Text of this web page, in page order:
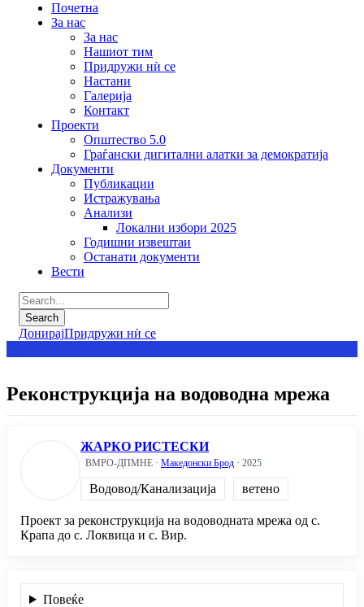
Почетна
За нас
За нас
Нашиот тим
Придружи нѝ се
Настани
Галерија
Контакт
Проекти
Општество 5.0
Граѓански дигитални алатки за демократија
Документи
Публикации
Истражувања
Анализи
Локални избори 2025
Годишни извештаи
Останати документи
Вести
ДонирајПридружи нѝ се
Реконструкција на водоводна мрежа
ЖАРКО РИСТЕСКИ
ВМРО-ДПМНЕ · Македонски Брод · 2025
Водовод/Канализација ветено
Проект за реконструкција на водоводната мрежа од с.
Крапа до с. Локвица и с. Вир.
Повеќе